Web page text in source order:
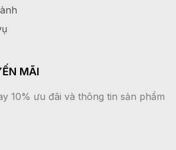
MÃI
10% ưu đãi và thông tin sản phẩm